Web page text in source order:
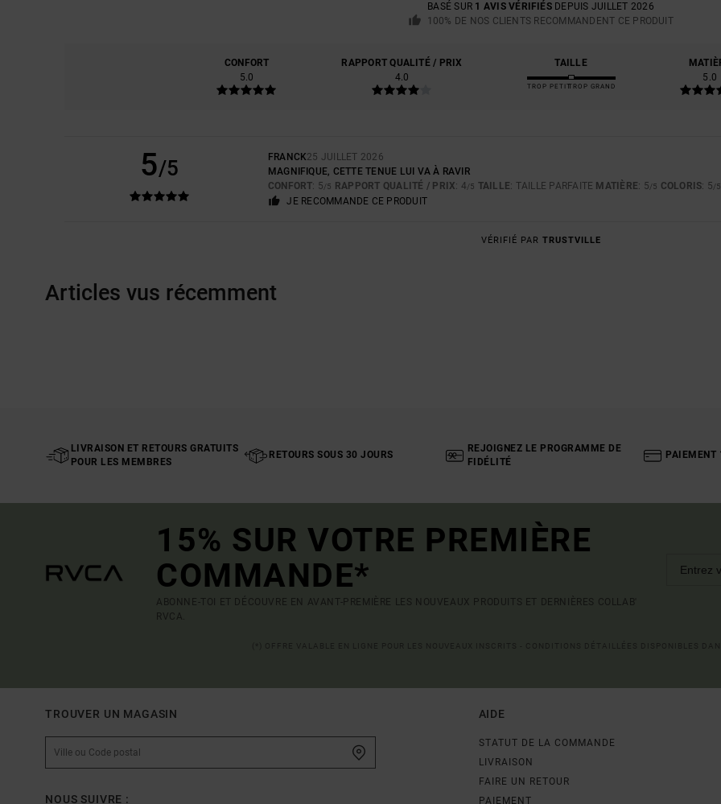
BASÉ SUR 1 AVIS VÉRIFIÉSDEPUIS JUILLET 2026
100% DE NOS CLIENTS RECOMMANDENT CE PRODUIT
CONFORT
5.0
RAPPORT QUALITÉ / PRIX
4.0
TAILLE
TROP PETITTROP GRAND
5.0
5/5 FRANCK25 JUILLET 2026
MAGNIFIQUE, CETTE TENUE LUI VA À RAVIR
CONFORT: 5/5 RAPPORT QUALITÉ / PRIX: 4/5 TAILLE: TAILLE PARFAITE MATIÈRE: 5/5 COLORIS: 5/5
JE RECOMMANDE CE PRODUIT
VÉRIFIÉ PAR TRUSTVILLE
Articles vus récemment
LIVRAISON ET RETOURS GRATUITS
POUR LES MEMBRES
RETOURS SOUS 30 JOURS
REJOIGNEZ LE PROGRAMME DE
FIDÉLITÉ
PAIEMENT
15% SUR VOTRE PREMIÈRE
COMMANDE*
ABONNE-TOI ET DÉCOUVRE EN AVANT-PREMIÈRE LES NOUVEAUX PRODUITS ET DERNIÈRES COLLAB'
RVCA.
TROUVER UN MAGASIN
NOUS SUIVRE :
AIDE
STATUT DE LA COMMANDE
LIVRAISON
FAIRE UN RETOUR
PAIEMENT